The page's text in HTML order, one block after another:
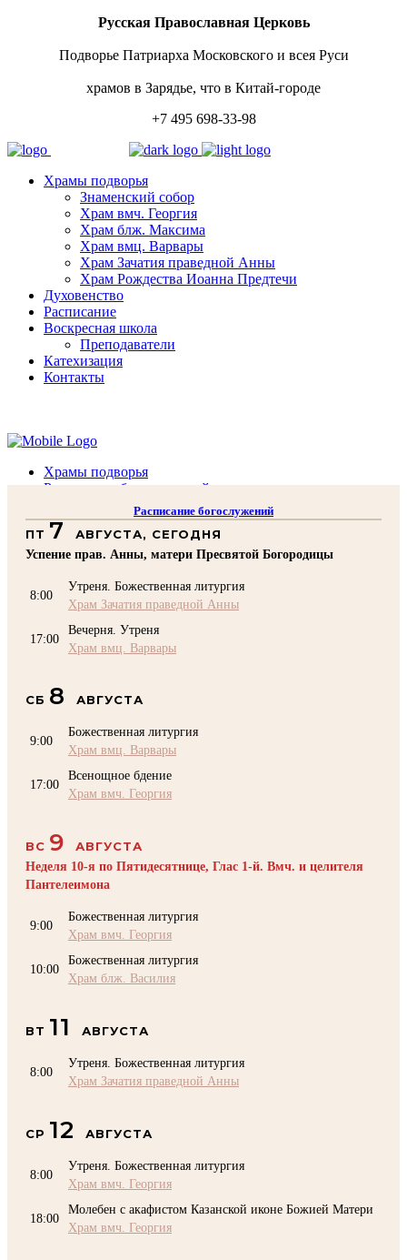
Русская Православная Церковь
Подворье Патриарха Московского и всея Руси
храмов в Зарядье, что в Китай-городе
+7 495 698-33-98
Храмы подворья
Знаменский собор
Храм вмч. Георгия
Храм блж. Максима
Храм вмц. Варвары
Храм Зачатия праведной Анны
Храм Рождества Иоанна Предтечи
Духовенство
Расписание
Воскресная школа
Преподаватели
Катехизация
Контакты
Храмы подворья
Расписание богослужений
Воскресная школа
Преподаватели Воскресной школы
Катехизация
Помочь Подворью
Расписание богослужений
ПТ 7 АВГУСТА, СЕГОДНЯ
Успение прав. Анны, матери Пресвятой Богородицы
8:00
Утреня. Божественная литургия
Храм Зачатия праведной Анны
17:00
Вечерня. Утреня
Храм вмц. Варвары
СБ 8 АВГУСТА
9:00
Божественная литургия
Храм вмц. Варвары
17:00
Всенощное бдение
Храм вмч. Георгия
ВС 9
АВГУСТА
Неделя 10-я по Пятидесятнице, Глас 1-й. Вмч. и целителя
Пантелеимона
9:00
Божественная литургия
Храм вмч. Георгия
10:00
Божественная литургия
Храм блж. Василия
ВТ 11 АВГУСТА
8:00
Утреня. Божественная литургия
Храм Зачатия праведной Анны
СР 12 АВГУСТА
8:00
Утреня. Божественная литургия
Храм вмч. Георгия
18:00
Молебен с акафистом Казанской иконе Божией Матери
Храм вмч. Георгия